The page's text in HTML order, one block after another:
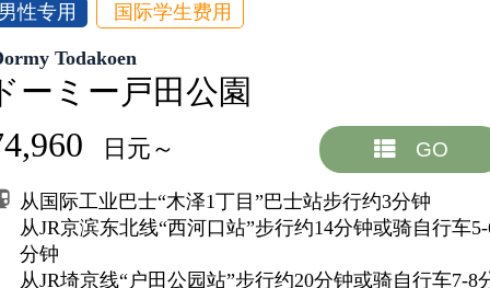
性专用 国际学生费用
Todakoen
ーミー戸田公園
日元～ GO
从国际工业巴士“木泽1丁目”巴士站步行约3分钟
从JR京滨东北线“西河口站”步行约14分钟或骑自行车
分钟
从JR埼京线“户田公园站”步行约20分钟或骑自行车7-8